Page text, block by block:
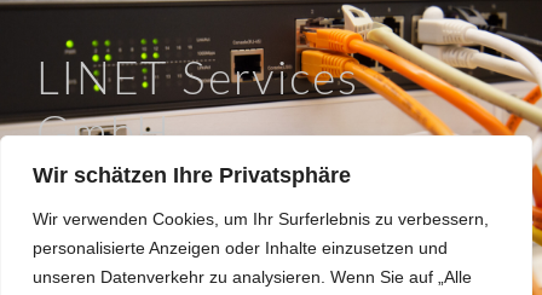
Wir schätzen Ihre Privatsphäre
Wir verwenden Cookies, um Ihr Surferlebnis zu verbessern,
personalisierte Anzeigen oder Inhalte einzusetzen und
unseren Datenverkehr zu analysieren. Wenn Sie auf „Alle
LINET Services
GmbH
So läuft IT in Braunschweig.
Hinter dem Turme 12a, 38114 Braunschweig
0531 / 180508 0
info@linet.de